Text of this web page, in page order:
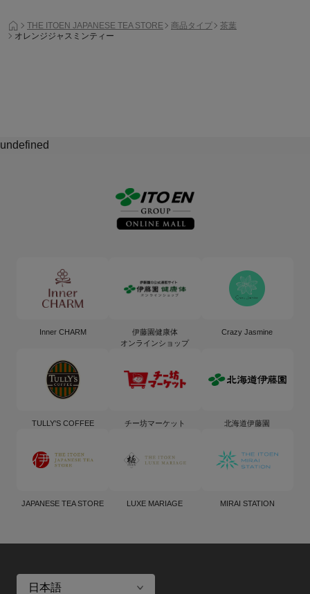
THE ITOEN JAPANESE TEA STORE 商品タイプ
茶葉
オレンジジャスミンティー
undefined
Inner CHARM
伊藤園健康体
オンラインショップ
Crazy Jasmine
TULLY'S COFFEE チー坊マーケット 北海道伊藤園
JAPANESE TEA STORE LUXE MARIAGE MIRAI STATION